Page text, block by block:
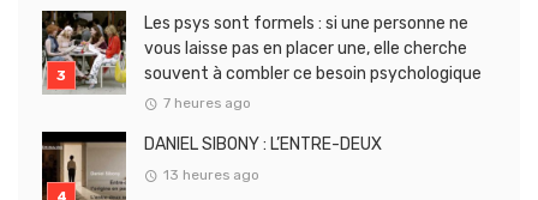
Les psys sont formels : si une personne ne
vous laisse pas en placer une, elle cherche
souvent à combler ce besoin psychologique
7 heures ago
DANIEL SIBONY : L’ENTRE-DEUX
13 heures ago